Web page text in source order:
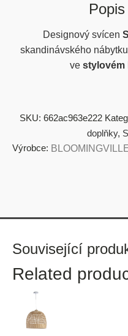
Designový svícen
skandinávského
ve stylovém
SKU: 662ac963e222
doplňky,
Výrobce:
Související
Related